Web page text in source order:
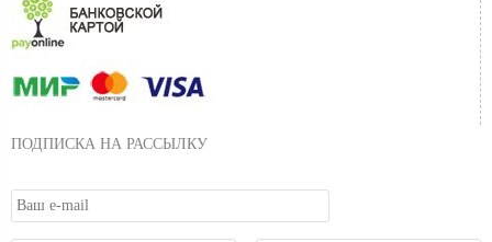
ПОДПИСКА НА РАССЫЛКУ